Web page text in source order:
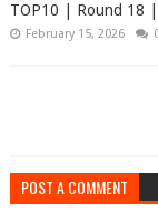
TOP10 | Round 18 |
February 15, 2026
POST A COMMENT